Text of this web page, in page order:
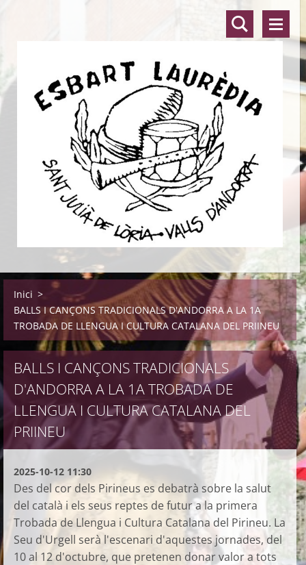
Inici >
BALLS I CANÇONS TRADICIONALS D'ANDORRA A LA 1A
TROBADA DE LLENGUA I CULTURA CATALANA DEL PRIINEU
BALLS I CANÇONS TRADICIONALS
D'ANDORRA A LA 1A TROBADA DE
LLENGUA I CULTURA CATALANA DEL
PRIINEU
2025-10-12 11:30
Des del cor dels Pirineus es debatrà sobre la salut
del català i els seus reptes de futur a la primera
Trobada de Llengua i Cultura Catalana del Pirineu. La
Seu d'Urgell serà l'escenari d'aquestes jornades, del
10 al 12 d'octubre, que pretenen donar valor a tots